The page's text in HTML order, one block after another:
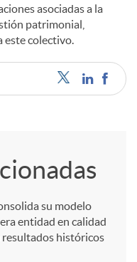
asociadas a la
patrimonial,
este colectivo.
su modelo
entidad en calidad
resultados históricos